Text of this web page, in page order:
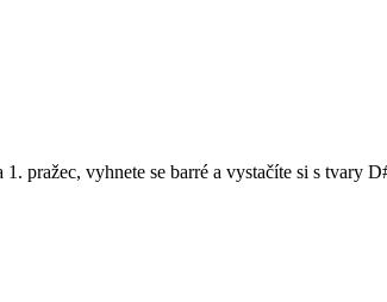
pražec, vyhnete se barré a vystačíte si s tvary